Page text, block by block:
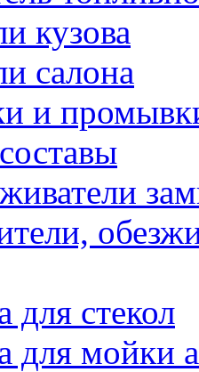
кузова
салона
и
для стекол
для мойки